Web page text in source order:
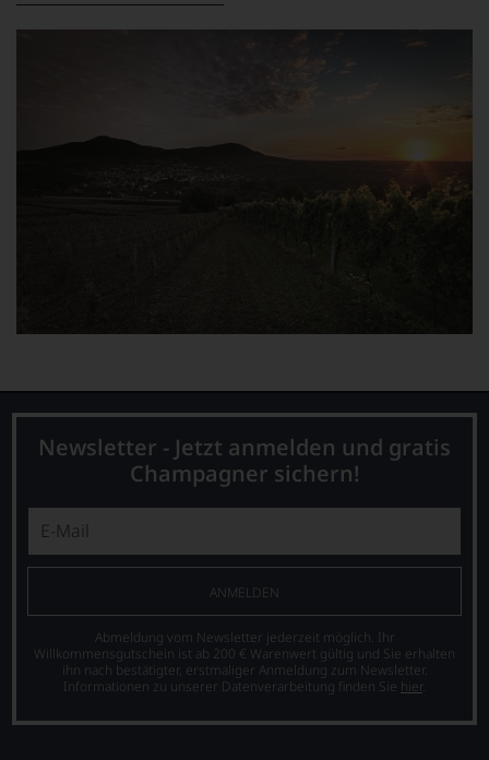
Newsletter - Jetzt anmelden und gratis
Champagner sichern!
ANMELDEN
Abmeldung vom Newsletter jederzeit möglich. Ihr
Willkommensgutschein ist ab 200 € Warenwert gültig und Sie erhalten
ihn nach bestätigter, erstmaliger Anmeldung zum Newsletter.
Informationen zu unserer Datenverarbeitung finden Sie hier.